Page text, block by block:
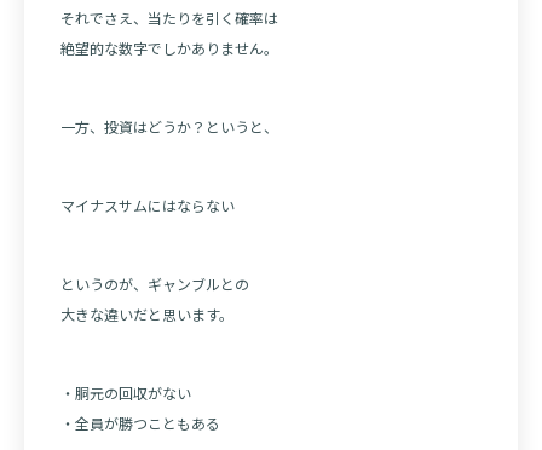
それでさえ、当たりを引く確率は
絶望的な数字でしかありません。
一方、投資はどうか？というと、
マイナスサムにはならない
というのが、ギャンブルとの
大きな違いだと思います。
・胴元の回収がない
・全員が勝つこともある